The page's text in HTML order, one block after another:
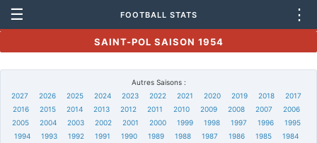
☰ FOOTBALL STATS ⋮
SAINT-POL SAISON 1954
Autres Saisons :
2027
2026 2025 2024 2023 2022 2021 2020 2019 2018
2017
2016
2015 2014 2013 2012 2011 2010 2009 2008 2007
2006
2005
2004 2003 2002 2001 2000 1999 1998 1997 1996
1995
1994
1993 1992 1991 1990 1989 1988 1987 1986 1985
1984